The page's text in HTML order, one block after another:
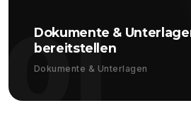
01
Dokumente &
bereitstellen
Dokumente & Unterlagen